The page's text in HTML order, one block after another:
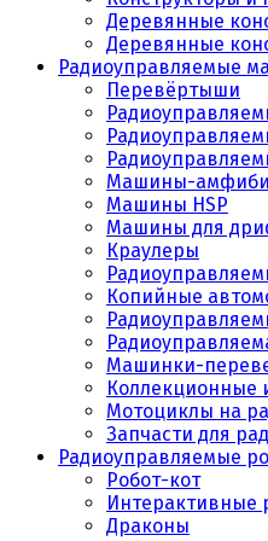
Деревянные
Деревянные
Радиоуправляемые
Перевёртыши
Машины-
Машины HSP
Машины для
Краулеры
Копийные
Машинки-
Коллекционные
Мотоциклы на
Запчасти для
Радиоуправляемые
Робот-кот
Интерактивные
Драконы